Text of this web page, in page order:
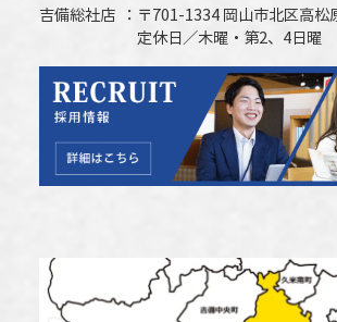
吉備総社店
〒701-1334 岡山市北区高松
定休日／木曜・第2、4日曜